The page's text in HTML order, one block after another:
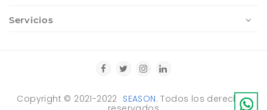
Servicios
Copyright © 2021-2022 SEASON. Todos los derechos